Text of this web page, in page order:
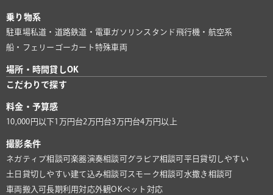
乗り物系
駐車場私道・道路鉄道・電車 ガソリンスタンド 飛行機・航空系
船・フェリー ゴーカート特殊車両
場所・時間貸しOK
こだわりで探す
料金・予算感
10,000円以下1万円台2万円台3万円台4万円以上
撮影条件
ネガティブ相談可楽器演奏相談可 グラビア相談可 平日貸切しやすい
土日貸切しやすい建て込み相談可 スモーク相談可 水撒き相談可
車両搬入可長期利用対応外観OKペット対応